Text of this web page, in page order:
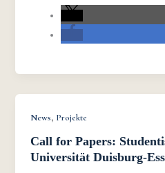
News, Projekte
Call for Papers:
Universität Duisburg-